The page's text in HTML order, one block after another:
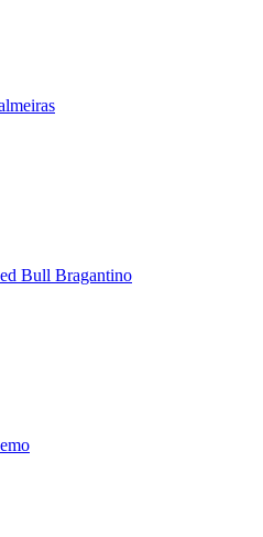
Bull Bragantino